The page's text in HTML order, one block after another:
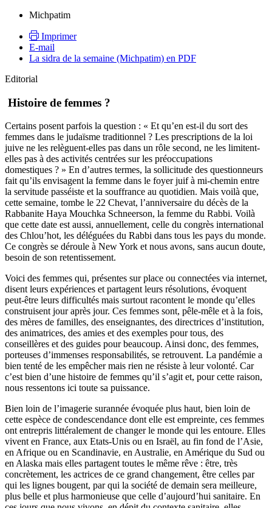
Michpatim
Imprimer
E-mail
La sidra de la semaine (Michpatim) en PDF
Editorial
Histoire de femmes ?
Certains posent parfois la question : « Et qu’en est-il du sort des
femmes dans le judaïsme traditionnel ? Les prescriptions de la loi
juive ne les relèguent-elles pas dans un rôle second, ne les limitent-
elles pas à des activités centrées sur les préoccupations
domestiques ? » En d’autres termes, la sollicitude des questionneurs
fait qu’ils envisagent la femme dans le foyer juif à mi-chemin entre
la servitude passéiste et la souffrance au quotidien. Mais voilà que,
cette semaine, tombe le 22 Chevat, l’anniversaire du décès de la
Rabbanite Haya Mouchka Schneerson, la femme du Rabbi. Voilà
que cette date est aussi, annuellement, celle du congrès international
des Chlou’hot, les déléguées du Rabbi dans tous les pays du monde.
Ce congrès se déroule à New York et nous avons, sans aucun doute,
besoin de son retentissement.
Voici des femmes qui, présentes sur place ou connectées via internet,
disent leurs expériences et partagent leurs résolutions, évoquent
peut-être leurs difficultés mais surtout racontent le monde qu’elles
construisent jour après jour. Ces femmes sont, pêle-mêle et à la fois,
des mères de familles, des enseignantes, des directrices d’institution,
des animatrices, des amies et des exemples pour tous, des
conseillères et des guides pour beaucoup. Ainsi donc, des femmes,
porteuses d’immenses responsabilités, se retrouvent. La pandémie a
bien tenté de les empêcher mais rien ne résiste à leur volonté. Car
c’est bien d’une histoire de femmes qu’il s’agit et, pour cette raison,
nous ressentons ici toute sa puissance.
Bien loin de l’imagerie surannée évoquée plus haut, bien loin de
cette espèce de condescendance dont elle est empreinte, ces femmes
ont entrepris littéralement de changer le monde qui les entoure. Elles
vivent en France, aux Etats-Unis ou en Israël, au fin fond de l’Asie,
en Afrique ou en Scandinavie, en Australie, en Amérique du Sud ou
en Alaska mais elles partagent toutes le même rêve : être, très
concrètement, les actrices de ce grand changement, être celles par
qui les lignes bougent, par qui la société de demain sera meilleure,
plus belle et plus harmonieuse que celle d’aujourd’hui sanitaire. En